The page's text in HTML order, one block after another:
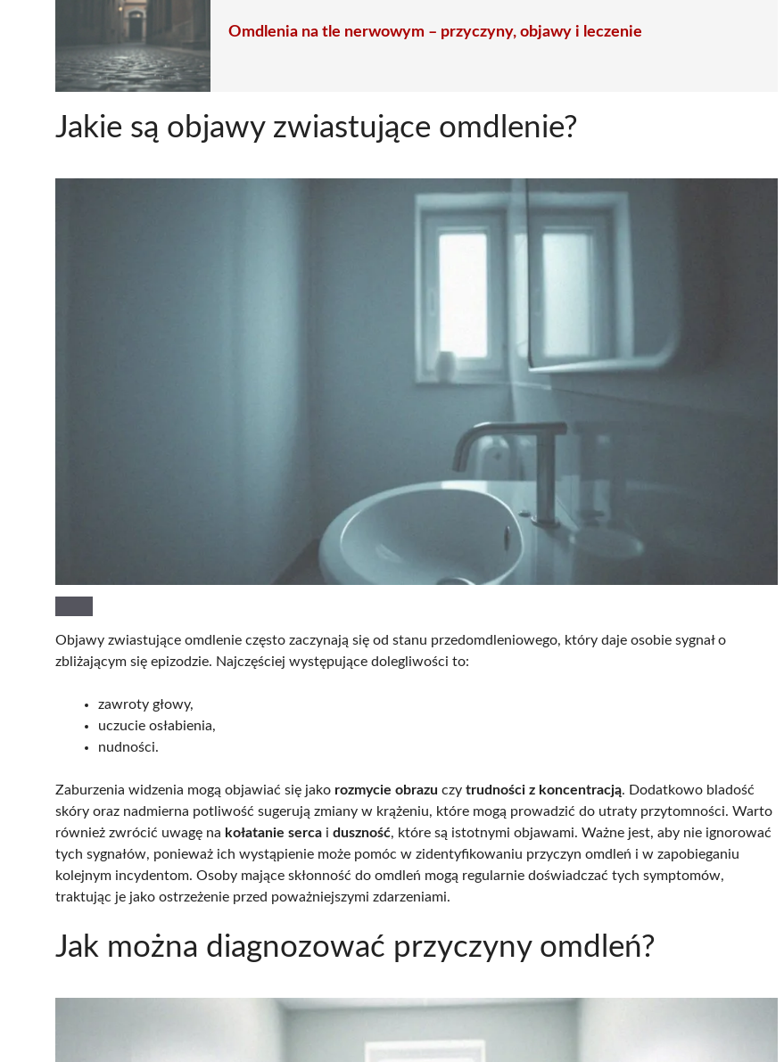
Omdlenia na tle nerwowym – przyczyny, objawy i leczenie
Jakie są objawy zwiastujące omdlenie?
Objawy zwiastujące omdlenie często zaczynają się od stanu przedomdleniowego, który daje osobie sygnał o
zbliżającym się epizodzie. Najczęściej występujące dolegliwości to:
zawroty głowy,
uczucie osłabienia,
nudności.
Zaburzenia widzenia mogą objawiać się jako rozmycie obrazu czy trudności z koncentracją. Dodatkowo bladość
skóry oraz nadmierna potliwość sugerują zmiany w krążeniu, które mogą prowadzić do utraty przytomności. Warto
również zwrócić uwagę na kołatanie serca i duszność, które są istotnymi objawami. Ważne jest, aby nie ignorować
tych sygnałów, ponieważ ich wystąpienie może pomóc w zidentyfikowaniu przyczyn omdleń i w zapobieganiu
kolejnym incydentom. Osoby mające skłonność do omdleń mogą regularnie doświadczać tych symptomów,
traktując je jako ostrzeżenie przed poważniejszymi zdarzeniami.
Jak można diagnozować przyczyny omdleń?